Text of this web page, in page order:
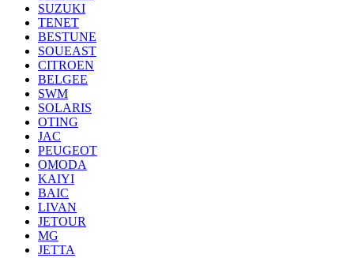
SUZUKI
TENET
BESTUNE
SOUEAST
CITROEN
BELGEE
SWM
SOLARIS
OTING
JAC
PEUGEOT
OMODA
KAIYI
BAIC
LIVAN
JETOUR
MG
JETTA